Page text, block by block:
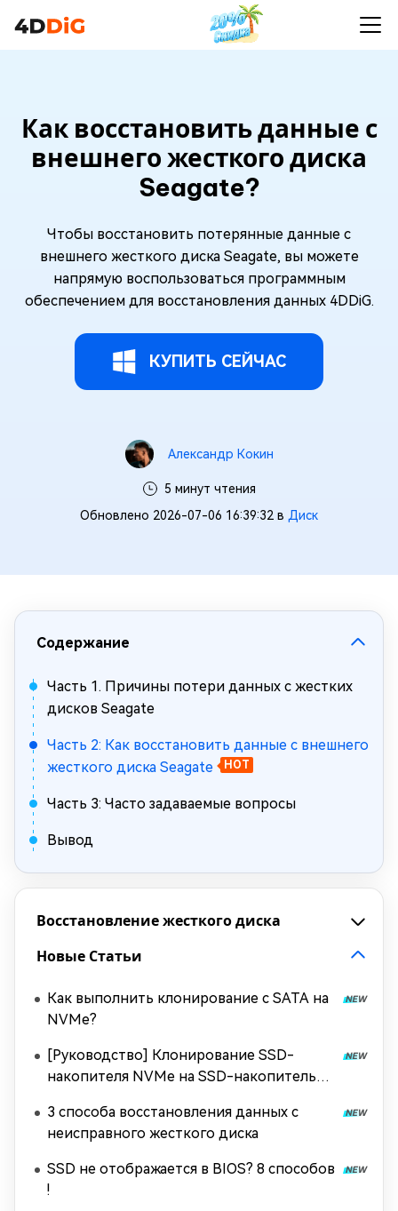
Как восстановить данные с
внешнего жесткого диска
Seagate?
Чтобы восстановить потерянные данные с
внешнего жесткого диска Seagate, вы можете
напрямую воспользоваться программным
обеспечением для восстановления данных 4DDiG.
КУПИТЬ СЕЙЧАС
Александр Кокин
5 минут чтения
Обновлено 2026-07-06 16:39:32 в Диск
Содержание
Часть 1. Причины потери данных с жестких
дисков Seagate
Часть 2: Как восстановить данные с внешнего
жесткого диска Seagate
HOT
Часть 3: Часто задаваемые вопросы
Вывод
Восстановление жесткого диска
Новые Статьи
Как выполнить клонирование с SATA на
NVMe?
[Руководство] Клонирование SSD-
накопителя NVMe на SSD-накопитель
3 способа восстановления данных с
неисправного жесткого диска
SSD не отображается в BIOS? 8 способов
!